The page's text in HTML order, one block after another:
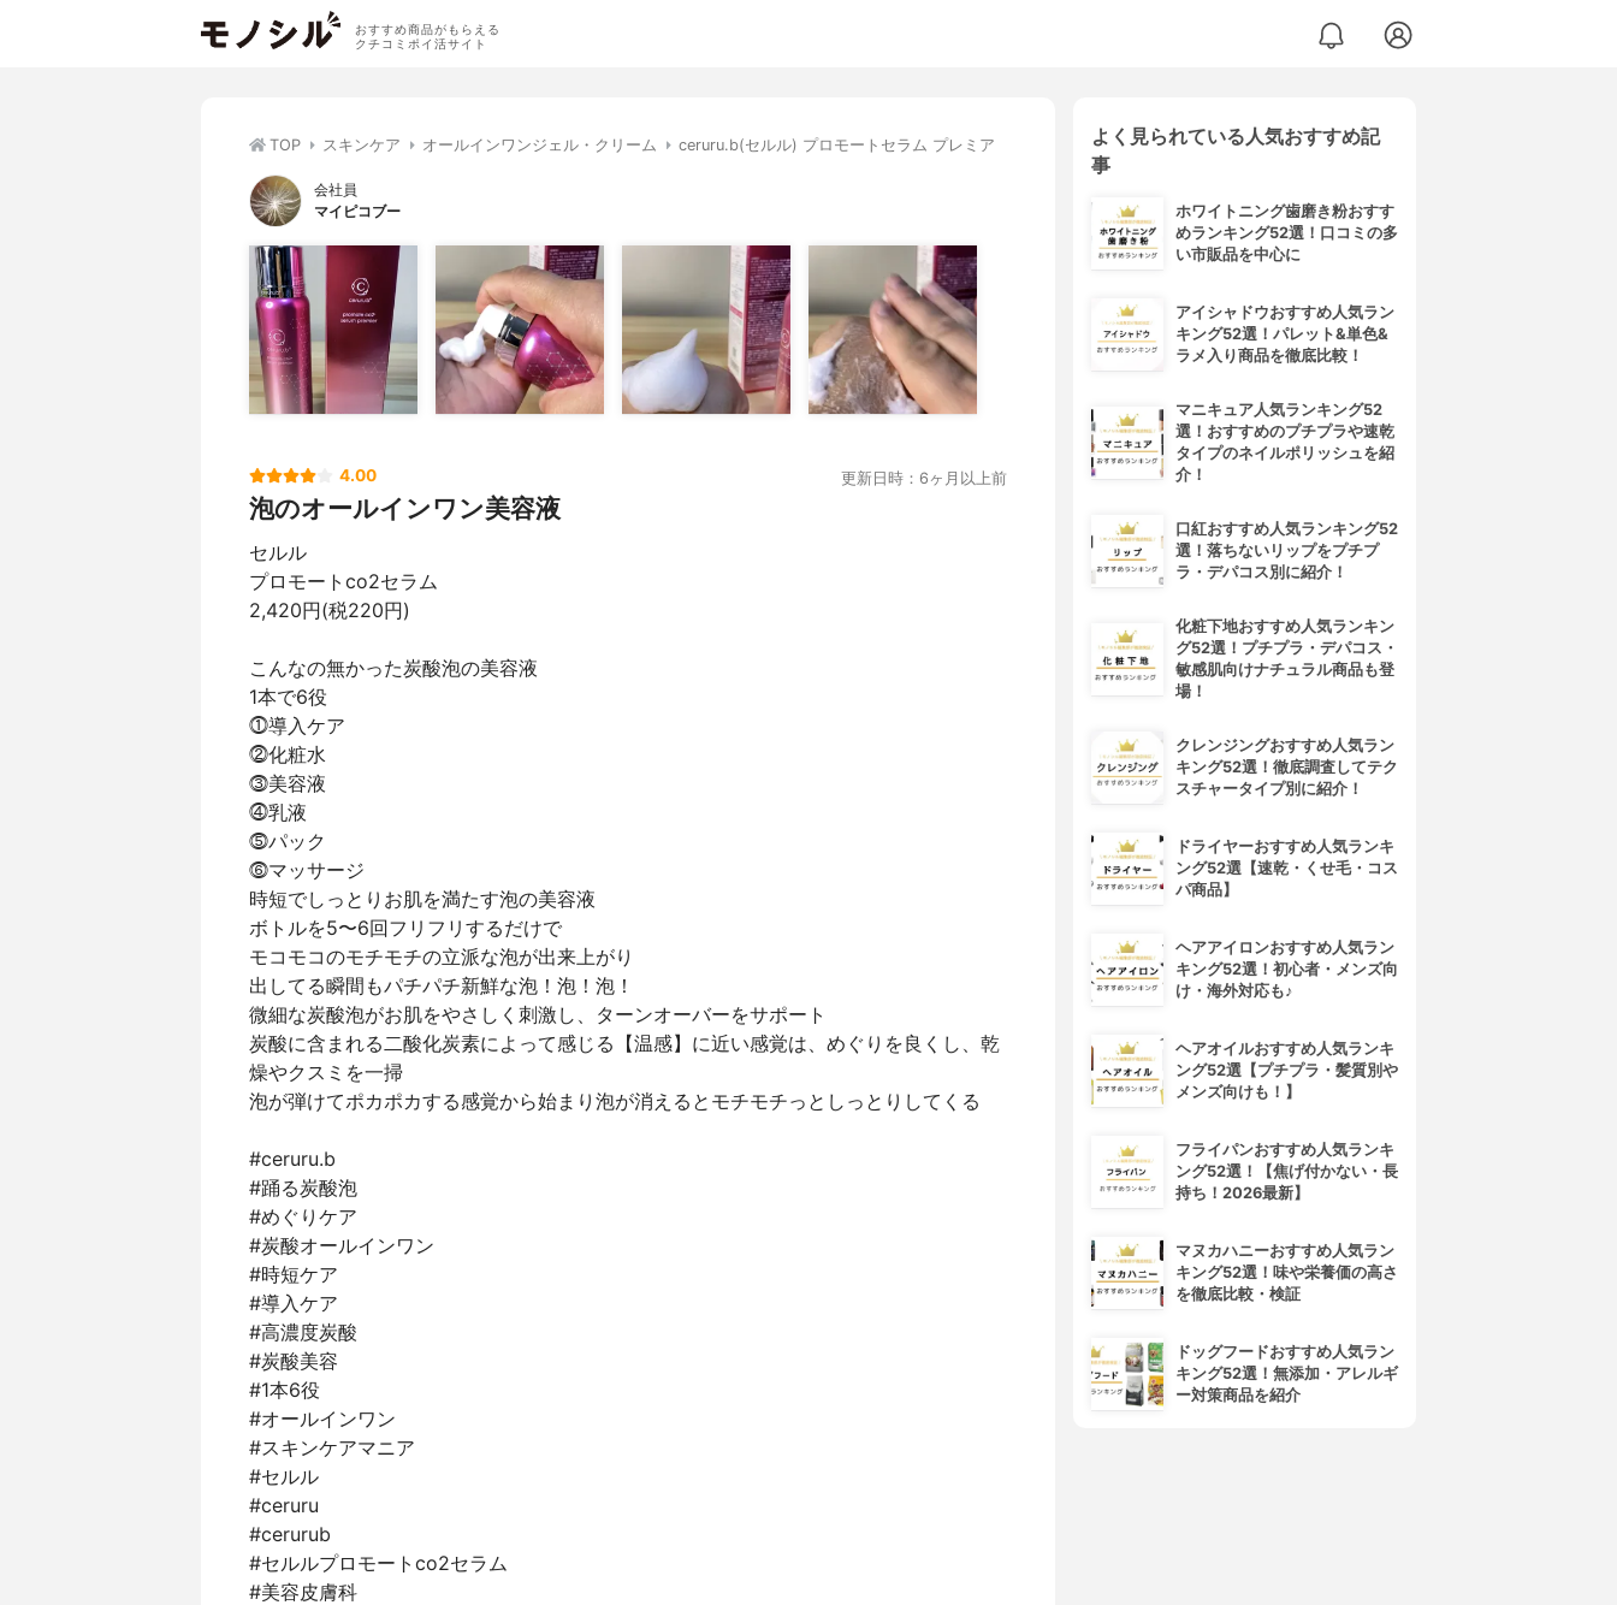
おすすめ商品がもらえる
クチコミポイ活サイト
TOP スキンケア オールインワンジェル・クリーム ceruru.b(セルル) プロモートセラム プレミア
会社員
マイピコブー
4.00 更新日時：6ヶ月以上前
泡のオールインワン美容液
セルル
プロモートco2セラム
2,420円(税220円)
こんなの無かった炭酸泡の美容液
1本で6役
⓵導入ケア
⓶化粧水
⓷美容液
⓸乳液
⓹パック
⓺マッサージ
時短でしっとりお肌を満たす泡の美容液
ボトルを5〜6回フリフリするだけで
モコモコのモチモチの立派な泡が出来上がり
出してる瞬間もパチパチ新鮮な泡！泡！泡！
微細な炭酸泡がお肌をやさしく刺激し、ターンオーバーをサポート
炭酸に含まれる二酸化炭素によって感じる【温感】に近い感覚は、めぐりを良くし、乾
燥やクスミを一掃
泡が弾けてポカポカする感覚から始まり泡が消えるとモチモチっとしっとりしてくる
#ceruru.b
#踊る炭酸泡
#めぐりケア
#炭酸オールインワン
#時短ケア
#導入ケア
#高濃度炭酸
#炭酸美容
#1本6役
#オールインワン
#スキンケアマニア
#セルル
#ceruru
#cerurub
#セルルプロモートco2セラム
#美容皮膚科
よく見られている人気おすすめ記
事
ホワイトニング歯磨き粉おすす
めランキング52選！口コミの多
い市販品を中心に
アイシャドウおすすめ人気ラン
キング52選！パレット&単色&
ラメ入り商品を徹底比較！
マニキュア人気ランキング52
選！おすすめのプチプラや速乾
タイプのネイルポリッシュを紹
介！
口紅おすすめ人気ランキング52
選！落ちないリップをプチプ
ラ・デパコス別に紹介！
化粧下地おすすめ人気ランキン
グ52選！プチプラ・デパコス・
敏感肌向けナチュラル商品も登
場！
クレンジングおすすめ人気ラン
キング52選！徹底調査してテク
スチャータイプ別に紹介！
ドライヤーおすすめ人気ランキ
ング52選【速乾・くせ毛・コス
パ商品】
ヘアアイロンおすすめ人気ラン
キング52選！初心者・メンズ向
け・海外対応も♪
ヘアオイルおすすめ人気ランキ
ング52選【プチプラ・髪質別や
メンズ向けも！】
フライパンおすすめ人気ランキ
ング52選！【焦げ付かない・長
持ち！2026最新】
マヌカハニーおすすめ人気ラン
キング52選！味や栄養価の高さ
を徹底比較・検証
ドッグフードおすすめ人気ラン
キング52選！無添加・アレルギ
ー対策商品を紹介